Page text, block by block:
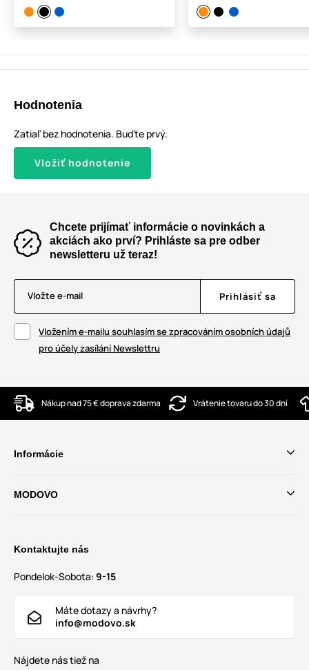
Hodnotenia
Zatiaľ bez hodnotenia. Buďte prvý.
Vložiť hodnotenie
Chcete prijímať informácie o novinkách a
akciách ako prví? Prihláste sa pre odber
newsletteru už teraz!
Vložte e-mail Prihlásiť sa
Vložením e-mailu souhlasím se zpracováním osobních údajů
pro účely zasílání Newslettru
Nákup nad 75 € doprava zdarma Vrátenie tovaru do 30 dní
Informácie
MODOVO
Kontaktujte nás
Pondelok-Sobota: 9-15
Máte dotazy a návrhy?
info@modovo.sk
Nájdete nás tiež na